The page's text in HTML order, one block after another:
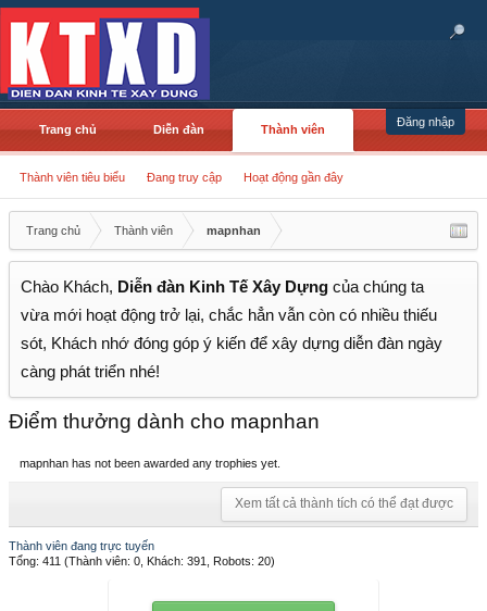
Đăng nhập
Trang chủ Diễn đàn Thành viên
Thành viên tiêu biểu Đang truy cập Hoạt động gần đây
Trang chủ Thành viên mapnhan
Chào Khách, Diễn đàn Kinh Tế Xây Dựng của chúng ta
vừa mới hoạt động trở lại, chắc hẳn vẫn còn có nhiều thiếu
sót, Khách nhớ đóng góp ý kiến để xây dựng diễn đàn ngày
càng phát triển nhé!
Điểm thưởng dành cho mapnhan
mapnhan has not been awarded any trophies yet.
Xem tất cả thành tích có thể đạt được
Thành viên đang trực tuyến
Tổng: 411 (Thành viên: 0, Khách: 391, Robots: 20)